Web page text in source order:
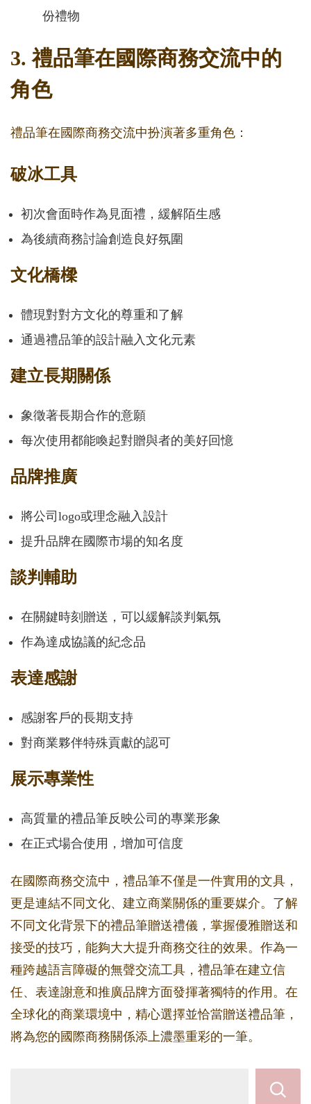
份禮物
3. 禮品筆在國際商務交流中的
角色
禮品筆在國際商務交流中扮演著多重角色：
破冰工具
初次會面時作為見面禮，緩解陌生感
為後續商務討論創造良好氛圍
文化橋樑
體現對對方文化的尊重和了解
通過禮品筆的設計融入文化元素
建立長期關係
象徵著長期合作的意願
每次使用都能喚起對贈與者的美好回憶
品牌推廣
將公司logo或理念融入設計
提升品牌在國際市場的知名度
談判輔助
在關鍵時刻贈送，可以緩解談判氣氛
作為達成協議的紀念品
表達感謝
感謝客戶的長期支持
對商業夥伴特殊貢獻的認可
展示專業性
高質量的禮品筆反映公司的專業形象
在正式場合使用，增加可信度
在國際商務交流中，禮品筆不僅是一件實用的文具，
更是連結不同文化、建立商業關係的重要媒介。了解
不同文化背景下的禮品筆贈送禮儀，掌握優雅贈送和
接受的技巧，能夠大大提升商務交往的效果。作為一
種跨越語言障礙的無聲交流工具，禮品筆在建立信
任、表達謝意和推廣品牌方面發揮著獨特的作用。在
全球化的商業環境中，精心選擇並恰當贈送禮品筆，
將為您的國際商務關係添上濃墨重彩的一筆。